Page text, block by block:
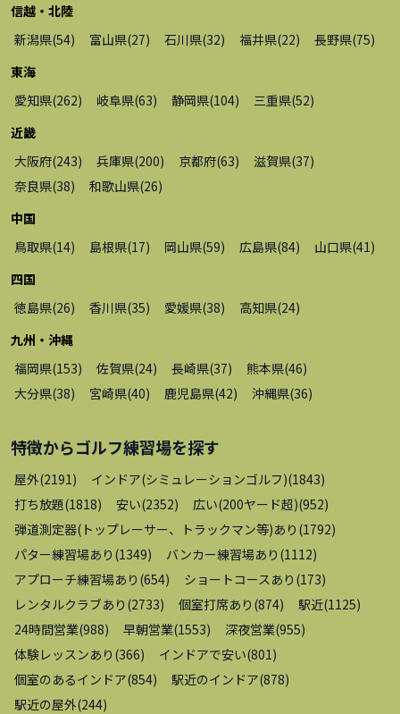
信越・北陸
新潟県(54) 富山県(27) 石川県(32) 福井県(22) 長野県(75)
東海
愛知県(262) 岐阜県(63) 静岡県(104) 三重県(52)
近畿
大阪府(243) 兵庫県(200) 京都府(63) 滋賀県(37)
奈良県(38) 和歌山県(26)
中国
鳥取県(14) 島根県(17) 岡山県(59) 広島県(84) 山口県(41 )
四国
徳島県(26) 香川県(35) 愛媛県(38) 高知県(24)
九州・沖縄
福岡県(153) 佐賀県(24) 長崎県(37) 熊本県(46)
大分県(38) 宮崎県(40) 鹿児島県(42) 沖縄県(36)
特徴からゴルフ練習場を探す
屋外(2191 ) インドア(シミュレーションゴルフ)(1843)
打ち放題(1818) 安い(2352) 広い(200ヤード超)(952)
弾道測定器(トップレーサー、トラックマン等)あり (1792)
パター練習場あり (1349) バンカー練習場あり (1112)
アプローチ練習場あり (654) ショートコースあり (173)
レンタルクラブあり (2733) 個室打席あり (874) 駅近(1125)
24時間営業(988) 早朝営業(1553) 深夜営業(955)
体験レッスンあり (366) インドアで安い(801 )
個室のあるインドア(854) 駅近のインドア(878)
駅近の屋外(244)